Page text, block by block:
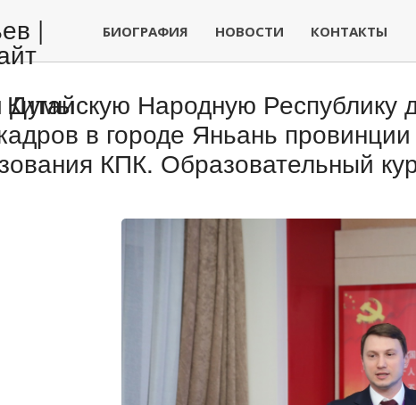
БИОГРАФИЯ НОВОСТИ КОНТАКТЫ
Китайскую Народную
в городе Яньань
КПК. Образовательный